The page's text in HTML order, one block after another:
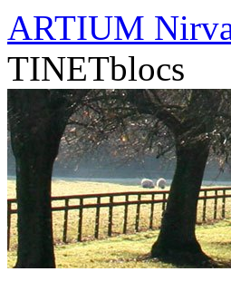
Vés
al
contingut
ARTIUM
TINETblocs